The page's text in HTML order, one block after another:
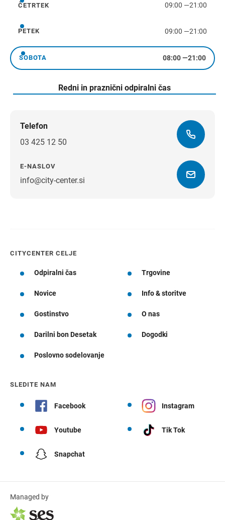
četrtek
ČETRTEK 09:00 —21:00
petek
PETEK 09:00 —21:00
sobota
SOBOTA 08:00—21:00
Redni in praznični odpiralni čas
Telefon
03 425 12 50
E-NASLOV
info@city-center.si
CITYCENTER CELJE
Odpiralni čas Trgovine
Novice Info & storitve
Gostinstvo O nas
Darilni bon Desetak Dogodki
Poslovno sodelovanje
SLEDITE NAM
Facebook Instagram
Youtube Tik Tok
Snapchat
Managed by